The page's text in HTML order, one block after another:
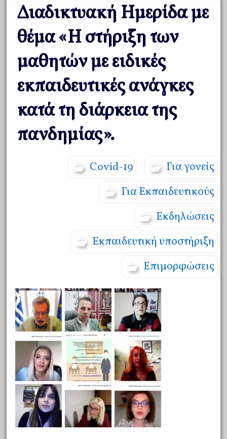
Διαδικτυακή Ημερίδα με
θέμα «Η στήριξη των
μαθητών με ειδικές
εκπαιδευτικές ανάγκες
κατά τη διάρκεια της
πανδημίας».
Covid-19
Για γονείς
Για Εκπαιδευτικούς
Εκδηλώσεις
Εκπαιδευτική υποστήριξη
Επιμορφώσεις